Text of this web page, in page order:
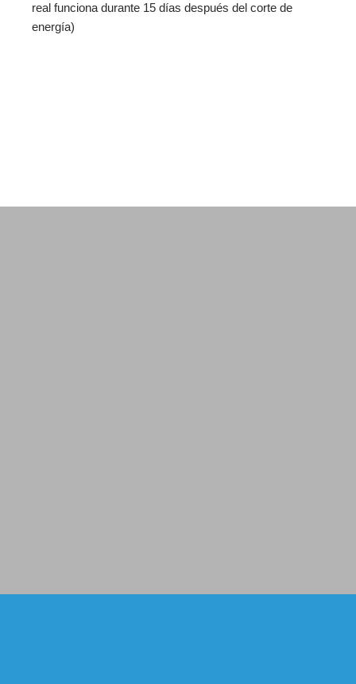
real funciona durante 15 días después del corte de
energía)